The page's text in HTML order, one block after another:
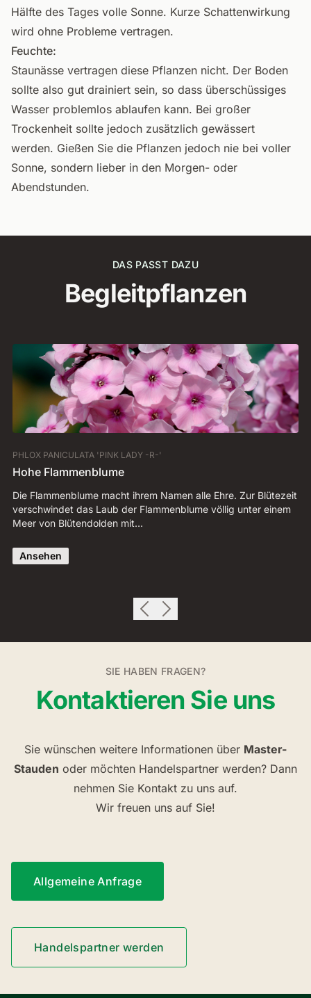
Hälfte des Tages volle Sonne. Kurze Schattenwirkung
wird ohne Probleme vertragen.
Feuchte:
Staunässe vertragen diese Pflanzen nicht. Der Boden
sollte also gut drainiert sein, so dass überschüssiges
Wasser problemlos ablaufen kann. Bei großer
Trockenheit sollte jedoch zusätzlich gewässert
werden. Gießen Sie die Pflanzen jedoch nie bei voller
Sonne, sondern lieber in den Morgen- oder
Abendstunden.
DAS PASST DAZU
Begleitpflanzen
PHLOX PANICULATA 'PINK LADY -R-'
Hohe Flammenblume
Die Flammenblume macht ihrem Namen alle Ehre. Zur Blütezeit
verschwindet das Laub der Flammenblume völlig unter einem
Meer von Blütendolden mit…
Ansehen
SIE HABEN FRAGEN?
Kontaktieren Sie uns
Sie wünschen weitere Informationen über Master-
Stauden oder möchten Handelspartner werden? Dann
nehmen Sie Kontakt zu uns auf.
Wir freuen uns auf Sie!
Allgemeine Anfrage
Handelspartner werden